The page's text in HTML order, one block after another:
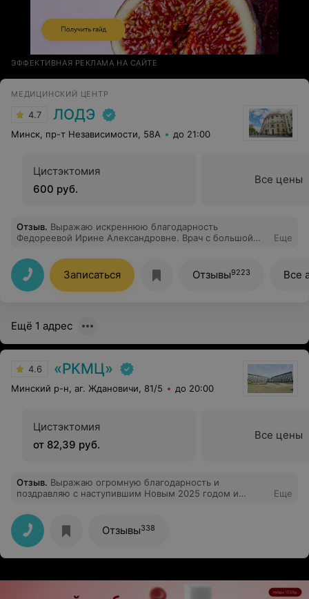
ЭФФЕКТИВНАЯ РЕКЛАМА НА САЙТЕ
МЕДИЦИНСКИЙ ЦЕНТР
4.7 ЛОДЭ
Минск, пр-т Независимости, 58А до 21:00
Цистэктомия
600 руб.
Все цены
Отзыв. Выражаю искреннюю благодарность
Федореевой Ирине Александровне. Врач с большой
Еще
Записаться Отзывы9223 Все
Ещё 1 адрес
4.6 «РКМЦ»
Минский р-н, аг. Ждановичи, 81/5 до 20:00
Цистэктомия
от 82,39 руб.
Все цены
Отзыв. Выражаю огромную благодарность и
поздравляю с наступившим Новым 2025 годом и
отделения ГУ "Республиканского клинического
медицинского центра" во главе с заведующим
отделения Козловым Олегом Игоревичем. Желаю Вам
крепчайшего здоровья, семейного благополучия,
профессионального роста, мира и добра вам и вашим
проводивший операцию: кардиохирурга Комаровского
Александра Александровича, ассистента Кизюкевича
Еще
Отзывы338